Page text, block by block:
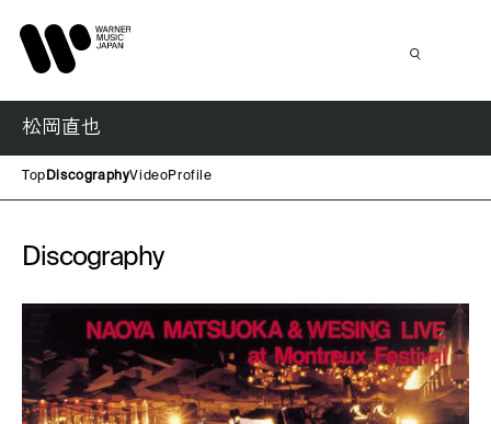
松岡直也
Top DiscographyVideoProfile
Discography